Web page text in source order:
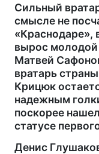
Сильный
смысле не
«Краснодаре»,
вырос
Матвей
вратарь
Крицюк
надежным
поскорее
статусе
Денис